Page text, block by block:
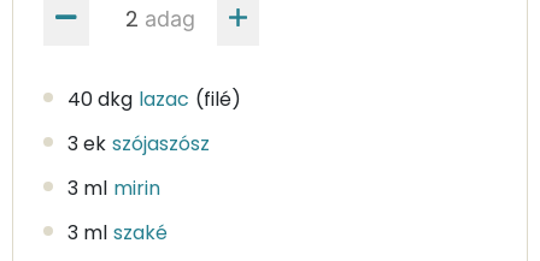
adag
40 dkg lazac (filé)
3 ek szójaszósz
3 ml mirin
3 ml szaké